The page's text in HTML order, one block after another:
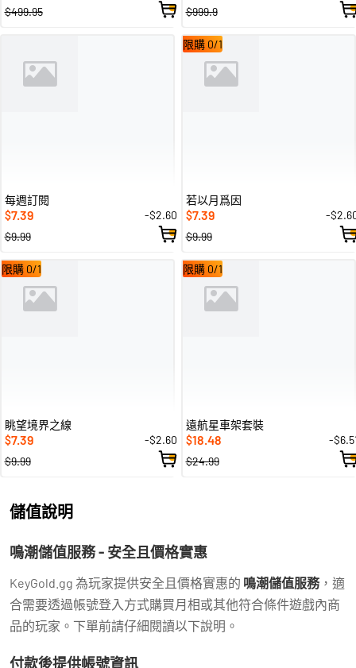
$499.95 $999.9
每週訂閱
$7.39
-$2.60
$9.99
限購 0/1
若以月爲因
$7.39
-
$9.99
限購 0/1
眺望境界之線
$7.39
-$2.60
$9.99
限購 0/1
遠航星車架套裝
$18.48
-
$24.99
儲值說明
鳴潮儲值服務 - 安全且價格實惠
KeyGold.gg 為玩家提供安全且價格實惠的 鳴潮儲值服務，適
合需要透過帳號登入方式購買月相或其他符合條件遊戲內商
品的玩家。下單前請仔細閱讀以下說明。
付款後提供帳號資訊